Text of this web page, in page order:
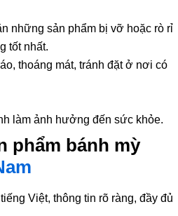
những sản phẩm bị vỡ hoặc rò rỉ
tốt nhất.
thoáng mát, tránh đặt ở nơi có
làm ảnh hưởng đến sức khỏe.
phẩm bánh mỳ
Việt, thông tin rõ ràng, đầy đủ